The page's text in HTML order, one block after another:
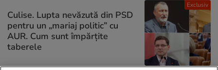
Exclusiv
Culise. Lupta nevăzută din PSD
pentru un „mariaj politic” cu
AUR. Cum sunt împărțite
taberele